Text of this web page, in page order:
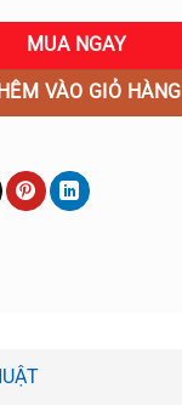
MUA NGAY
VÀO GIỎ HÀNG